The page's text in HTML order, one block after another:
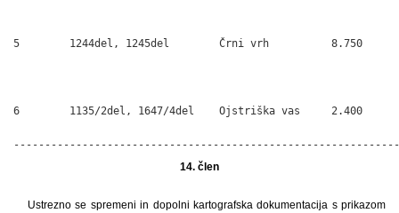
5        1244del, 1245del        Črni vrh          8.750
6        1135/2del, 1647/4del    Ojstriška vas     2.400
14. člen
Ustrezno se spremeni in dopolni kartografska dokumentacija s prikazom